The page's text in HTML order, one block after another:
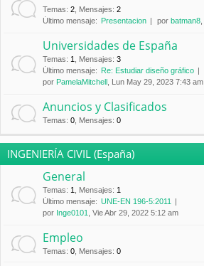
Temas: 2 Mensajes: 2
Último mensaje: Presentacion por batman8
Universidades de España
Temas: 1 Mensajes: 3
Último mensaje: Re: Estudiar diseño gráfico
por PamelaMitchell , Lun May 29, 2023 7:43 am
Anuncios y Clasificados
Temas: 0 Mensajes: 0
INGENIERÍA CIVIL (España)
General
Temas: 1 Mensajes: 1
Último mensaje: UNE-EN 196-5:2011
por Inge0101 , Vie Abr 29, 2022 5:12 am
Empleo
Temas: 0 Mensajes: 0